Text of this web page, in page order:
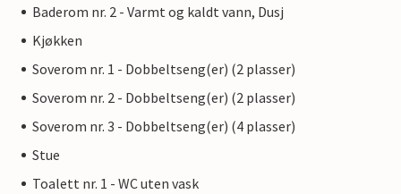
Baderom nr. 2 - Varmt og kaldt vann, Dusj
Kjøkken
Soverom nr. 1 - Dobbeltseng(er) (2 plasser)
Soverom nr. 2 - Dobbeltseng(er) (2 plasser)
Soverom nr. 3 - Dobbeltseng(er) (4 plasser)
Stue
Toalett nr. 1 - WC uten vask